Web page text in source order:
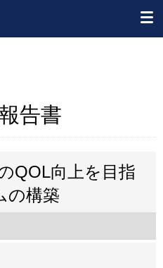
告書
QOL向上を目指
の構築